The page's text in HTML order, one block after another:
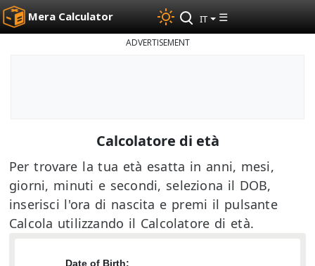
Mera Calculator IT ☰
ADVERTISEMENT
Calcolatore di età
Per trovare la tua età esatta in anni, mesi,
giorni, minuti e secondi, seleziona il DOB,
inserisci l'ora di nascita e premi il pulsante
Calcola utilizzando il Calcolatore di età.
Date of Birth: